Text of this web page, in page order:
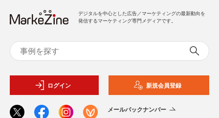
デジタルを中心とした広告／マーケティングの最新動向を
発信するマーケティング専門メディアです。
ログイン 新規会員登録
メールバックナンバー